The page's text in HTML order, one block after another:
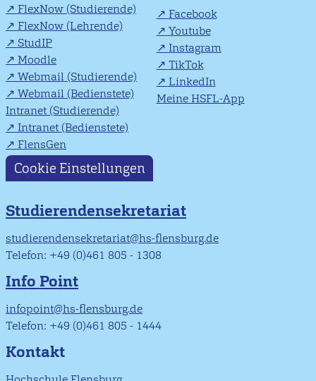
FlexNow (Studierende)
FlexNow (Lehrende)
StudIP
Moodle
Webmail (Studierende)
Webmail (Bedienstete)
Intranet (Studierende)
Intranet (Bedienstete)
FlensGen
Facebook
Youtube
Instagram
TikTok
LinkedIn
Meine HSFL-App
Cookie Einstellungen
Studierendensekretariat
studierendensekretariat@hs-flensburg.de
Telefon: +49 (0)461 805 - 1308
Info Point
infopoint@hs-flensburg.de
Telefon: +49 (0)461 805 - 1444
Kontakt